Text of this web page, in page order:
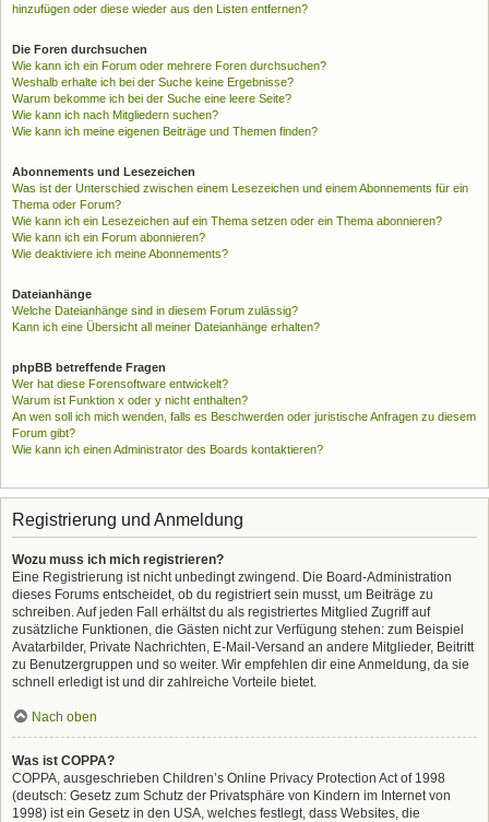
hinzufügen oder diese wieder aus den Listen entfernen?
Die Foren durchsuchen
Wie kann ich ein Forum oder mehrere Foren durchsuchen?
Weshalb erhalte ich bei der Suche keine Ergebnisse?
Warum bekomme ich bei der Suche eine leere Seite?
Wie kann ich nach Mitgliedern suchen?
Wie kann ich meine eigenen Beiträge und Themen finden?
Abonnements und Lesezeichen
Was ist der Unterschied zwischen einem Lesezeichen und einem Abonnements für ein
Thema oder Forum?
Wie kann ich ein Lesezeichen auf ein Thema setzen oder ein Thema abonnieren?
Wie kann ich ein Forum abonnieren?
Wie deaktiviere ich meine Abonnements?
Dateianhänge
Welche Dateianhänge sind in diesem Forum zulässig?
Kann ich eine Übersicht all meiner Dateianhänge erhalten?
phpBB betreffende Fragen
Wer hat diese Forensoftware entwickelt?
Warum ist Funktion x oder y nicht enthalten?
An wen soll ich mich wenden, falls es Beschwerden oder juristische Anfragen zu diesem
Forum gibt?
Wie kann ich einen Administrator des Boards kontaktieren?
Registrierung und Anmeldung
Wozu muss ich mich registrieren?
Eine Registrierung ist nicht unbedingt zwingend. Die Board-Administration
dieses Forums entscheidet, ob du registriert sein musst, um Beiträge zu
schreiben. Auf jeden Fall erhältst du als registriertes Mitglied Zugriff auf
zusätzliche Funktionen, die Gästen nicht zur Verfügung stehen: zum Beispiel
Avatarbilder, Private Nachrichten, E-Mail-Versand an andere Mitglieder, Beitritt
zu Benutzergruppen und so weiter. Wir empfehlen dir eine Anmeldung, da sie
schnell erledigt ist und dir zahlreiche Vorteile bietet.
Nach oben
Was ist COPPA?
COPPA, ausgeschrieben Children’s Online Privacy Protection Act of 1998
(deutsch: Gesetz zum Schutz der Privatsphäre von Kindern im Internet von
1998) ist ein Gesetz in den USA, welches festlegt, dass Websites, die